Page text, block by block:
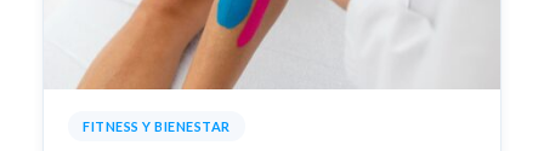
FITNESS Y BIENESTAR